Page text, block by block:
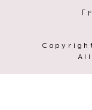
Copyright